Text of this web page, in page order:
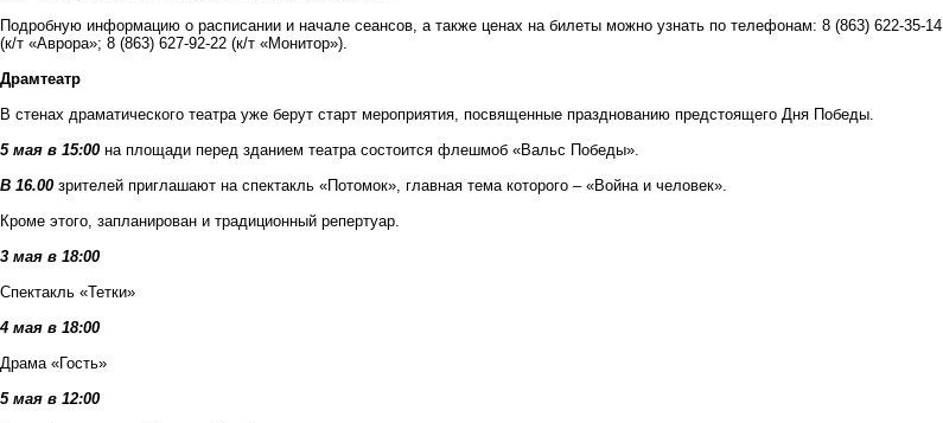
Подробную информацию о расписании и начале сеансов, а также ценах на билеты можно узнать по телефонам: 8 (863) 622-35-14
(к/т «Аврора»; 8 (863) 627-92-22 (к/т «Монитор»).
Драмтеатр
В стенах драматического театра уже берут старт мероприятия, посвященные празднованию предстоящего Дня Победы.
5 мая в 15:00 на площади перед зданием театра состоится флешмоб «Вальс Победы».
В 16.00 зрителей приглашают на спектакль «Потомок», главная тема которого – «Война и человек».
Кроме этого, запланирован и традиционный репертуар.
3 мая в 18:00
Спектакль «Тетки»
4 мая в 18:00
Драма «Гость»
5 мая в 12:00